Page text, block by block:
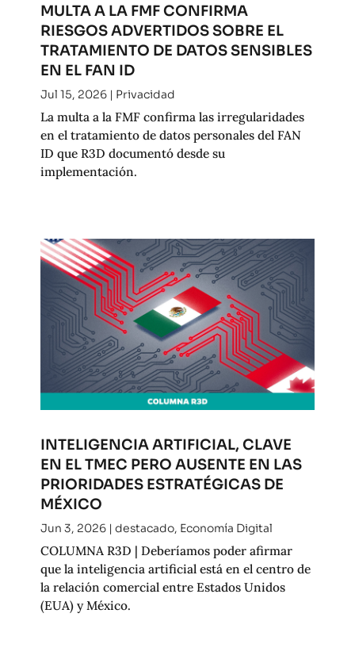
MULTA A LA FMF CONFIRMA
RIESGOS ADVERTIDOS SOBRE EL
TRATAMIENTO DE DATOS SENSIBLES
EN EL FAN ID
Jul 15, 2026| Privacidad
La multa a la FMF confirma las irregularidades
en el tratamiento de datos personales del FAN
ID que R3D documentó desde su
implementación.
INTELIGENCIA ARTIFICIAL, CLAVE
EN EL TMEC PERO AUSENTE EN LAS
PRIORIDADES ESTRATÉGICAS DE
MÉXICO
Jun 3, 2026| destacado, Economía Digital
COLUMNA R3D | Deberíamos poder afirmar
que la inteligencia artificial está en el centro de
la relación comercial entre Estados Unidos
(EUA) y México.